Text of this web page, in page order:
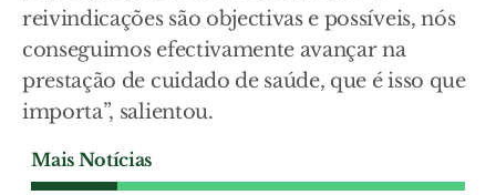
reivindicações são objectivas e possíveis, nós
conseguimos efectivamente avançar na
prestação de cuidado de saúde, que é isso que
importa”, salientou.
Mais Notícias